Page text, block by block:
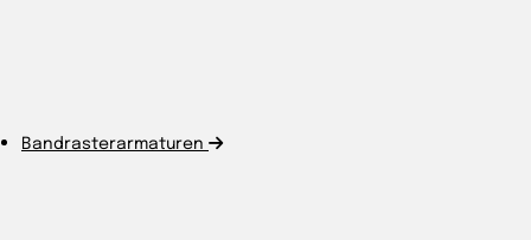
Bandrasterarmaturen